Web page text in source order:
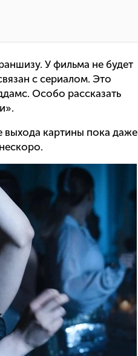
У фильма не будет
с сериалом. Это
Особо рассказать
выхода картины пока даже